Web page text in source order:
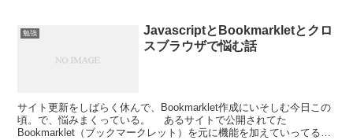
勉強
JavascriptとBookmarkletとクロ
スブラウザで悩む話
サイト更新をしばらく休んで、Bookmarklet作成にいそしむ今日この
頃。で、悩みまくっている。 あるサイトで公開されてた
Bookmarklet（ブックマークレット）を元に機能を加えていってるの